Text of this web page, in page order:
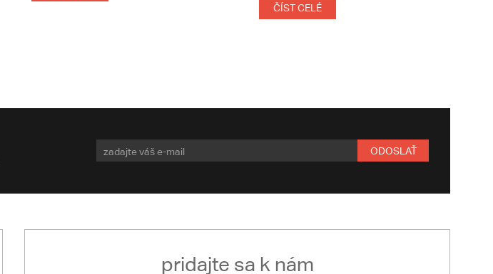
ČÍST CELÉ
ODOSLAŤ
pridajte sa k nám